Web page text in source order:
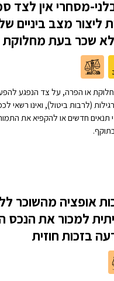
מסחרי אין לצד
ליצור מצב ביניים
שכר בעת מחלוקת
או הפרה, על צד הנפגע
(לרבות ביטול), ואינו רשאי
תנאים חדשים או להקפיא את
אופציה מהשוכר
למכור את הנכס
בזכות חוזית